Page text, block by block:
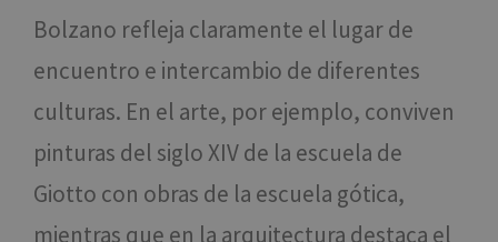
Bolzano refleja claramente el lugar de
encuentro e intercambio de diferentes
culturas. En el arte, por ejemplo, conviven
pinturas del siglo XIV de la escuela de
Giotto con obras de la escuela gótica,
mientras que en la arquitectura destaca el